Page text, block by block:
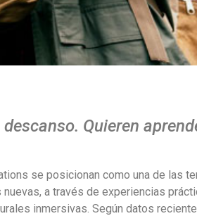
Quieren
se posicionan como una de las
a través de experiencias
inmersivas. Según datos